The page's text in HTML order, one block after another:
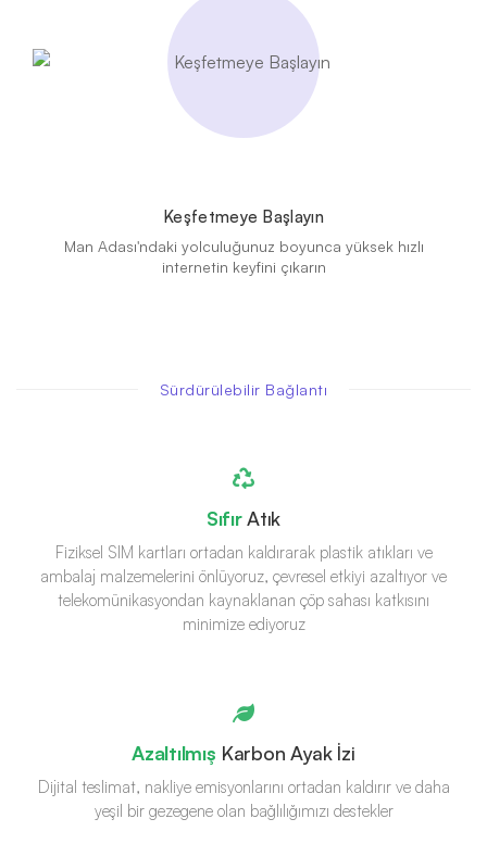
Keşfetmeye Başlayın
Man Adası'ndaki yolculuğunuz boyunca yüksek hızlı
internetin keyfini çıkarın
Sürdürülebilir Bağlantı
SıfırAtık
Fiziksel SIM kartları ortadan kaldırarak plastik atıkları ve
ambalaj malzemelerini önlüyoruz, çevresel etkiyi azaltıyor ve
telekomünikasyondan kaynaklanan çöp sahası katkısını
minimize ediyoruz
Azaltılmış Karbon Ayak İzi
Dijital teslimat, nakliye emisyonlarını ortadan kaldırır ve daha
yeşil bir gezegene olan bağlılığımızı destekler